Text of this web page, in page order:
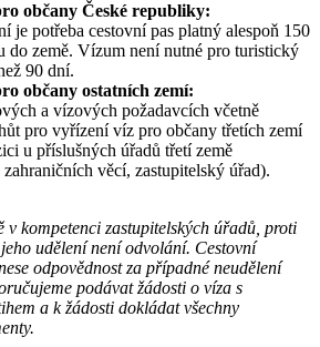
občany České republiky:
je potřeba cestovní pas platný alespoň 150
do země. Vízum není nutné pro turistický
90 dní.
občany ostatních zemí:
a vízových požadavcích včetně
pro vyřízení víz pro občany třetích zemí
u příslušných úřadů třetí země
věcí, zastupitelský úřad).
v kompetenci zastupitelských úřadů, proti
udělení není odvolání. Cestovní
odpovědnost za případné neudělení
podávat žádosti o víza s
a k žádosti dokládat všechny